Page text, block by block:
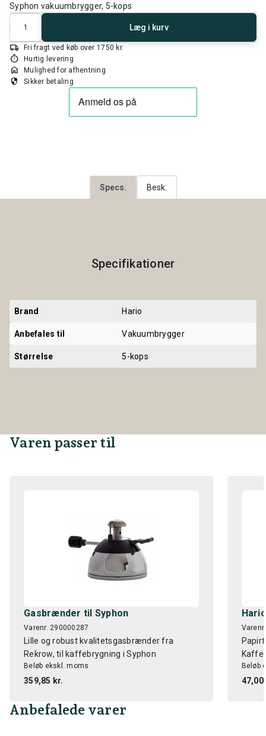
Syphon vakuumbrygger, 5-kops
Antal
Læg i kurv
local_shipping Fri fragt ved køb over 1750 kr.
timer Hurtig levering
home Mulighed for afhentning
security Sikker betaling
Specs. Besk.
Specifikationer
Brand Hario
Anbefales til Vakuumbrygger
Størrelse 5-kops
Varen passer til
Gasbrænder til Syphon
Varenr. 290000287
Lille og robust kvalitetsgasbrænder fra
Rekrow, til kaffebrygning i Syphon
Beløb ekskl. moms
359,85 kr.
Beløb
47,00
Anbefalede varer